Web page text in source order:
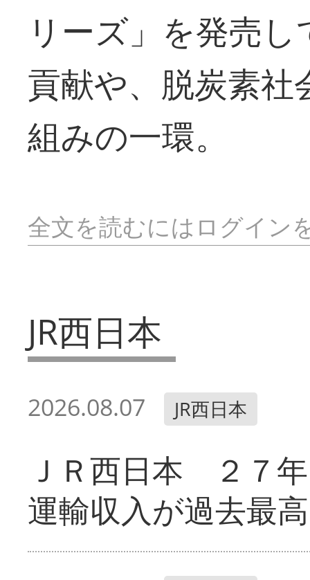
リーズ」を発売
貢献や、脱炭素
組みの一環。
全文を読むにはログイン
JR西日本
2026.08.07 JR西日本
ＪＲ西日本 ２７
運輸収入が過去最高